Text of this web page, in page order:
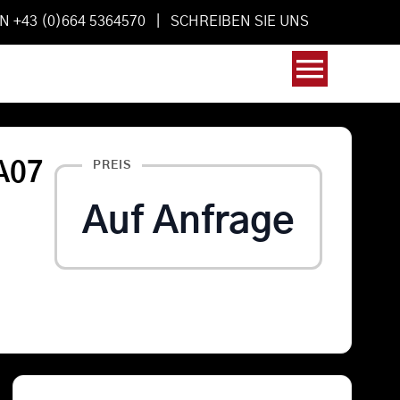
+43 (0)664 5364570 |SCHREIBEN SIE UNS
PREIS
Auf Anfrage